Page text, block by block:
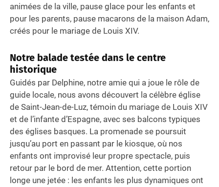
animées de la ville, pause glace pour les enfants et
pour les parents, pause macarons de la maison Adam,
créés pour le mariage de Louis XIV.
Notre balade testée dans le centre
historique
Guidés par Delphine, notre amie qui a joue le rôle de
guide locale, nous avons découvert la célèbre église
de Saint-Jean-de-Luz, témoin du mariage de Louis XIV
et de l’infante d’Espagne, avec ses balcons typiques
des églises basques. La promenade se poursuit
jusqu’au port en passant par le kiosque, où nos
enfants ont improvisé leur propre spectacle, puis
retour par le bord de mer. Attention, cette portion
longe une jetée : les enfants les plus dynamiques ont